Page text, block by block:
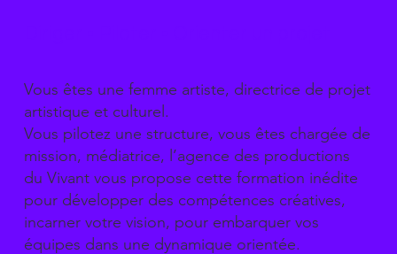
Vous êtes une femme artiste, directrice de projet
artistique et culturel.
Vous pilotez une structure, vous êtes chargée de
mission, médiatrice, l’agence des productions
du Vivant vous propose cette formation inédite
pour développer des compétences créatives,
incarner votre vision, pour embarquer vos
équipes dans une dynamique orientée.